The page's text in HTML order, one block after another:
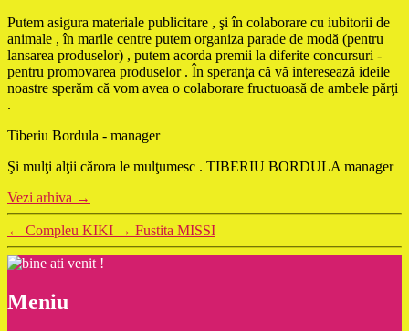
Putem asigura materiale publicitare , şi în colaborare cu iubitorii de
animale , în marile centre putem organiza parade de modă (pentru
lansarea produselor) , putem acorda premii la diferite concursuri -
pentru promovarea produselor . În speranţa că vă interesează ideile
noastre sperăm că vom avea o colaborare fructuoasă de ambele părţi
.
Tiberiu Bordula - manager
Şi mulţi alţii cărora le mulţumesc . TIBERIU BORDULA manager
Vezi arhiva →
← Compleu KIKI → Fustita MISSI
Meniu